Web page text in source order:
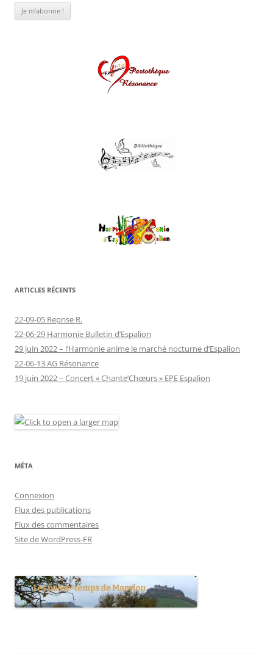
ARTICLES RÉCENTS
22-09-05 Reprise R.
22-06-29 Harmonie Bulletin d’Espalion
29 juin 2022 – l’Harmonie anime le marché nocturne d’Espalion
22-06-13 AG Résonance
19 juin 2022 – Concert « Chante’Chœurs » EPE Espalion
MÉTA
Connexion
Flux des publications
Flux des commentaires
Site de WordPress-FR